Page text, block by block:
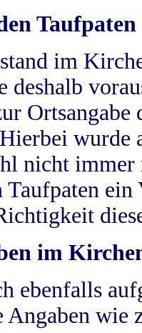
Taufpaten
im
wurde
nicht
Taufpaten
im
ebenfalls
Angaben wie